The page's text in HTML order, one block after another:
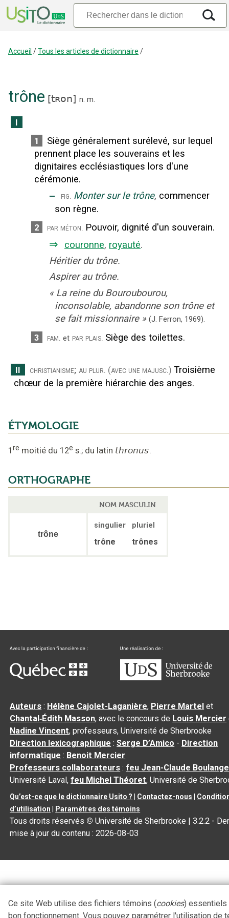
Accueil /Tous les articles de dictionnaire /
trône [tʀon] n. m.
I
1
Siège généralement surélevé, sur lequel
prennent place les souverains et les
dignitaires ecclésiastiques lors d'une
cérémonie.
‒ fig. Monter sur le trône, commencer
son règne.
2 par méton. Pouvoir, dignité d'un souverain.
⇒ couronne, royauté.
Héritier du trône.
Aspirer au trône.
« La reine du Bouroubourou,
inconsolable, abandonne son trône et
se fait missionnaire » (J. Ferron, 1969).
3 fam. et par plais. Siège des toilettes.
II christianisme; au plur. (avec une majusc.) Troisième
chœur de la première hiérarchie des anges.
ÉTYMOLOGIE
1re moitié du 12e s.; du latin thronus.
ORTHOGRAPHE
NOM MASCULIN
trône
singulier pluriel
trône trônes
Auteurs : Hélène Cajolet-Laganière, Pierre Martel et
Chantal‑Édith Masson, avec le concours de Louis Mercier
Nadine Vincent, professeurs, Université de Sherbrooke
Direction lexicographique :Serge D’Amico - Direction
informatique : Benoit Mercier
Professeurs collaborateurs :feu Jean-Claude
Université Laval,feu Michel Théoret, Université de
Qu’est-ce que le dictionnaire Usito ? | Contactez-nous |
d’utilisation | Paramètres des témoins
Tous droits réservés © Université de Sherbrooke |3.2.2 -
mise à jour du contenu :2026-08-03
Ce site Web utilise des fichiers témoins (cookies) essentiels
bon fonctionnement. Vous pouvez paramétrer l'utilisation de